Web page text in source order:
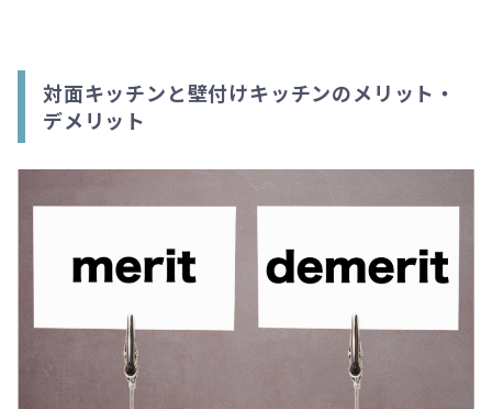
対面キッチンと壁付けキッチンのメリット・
デメリット